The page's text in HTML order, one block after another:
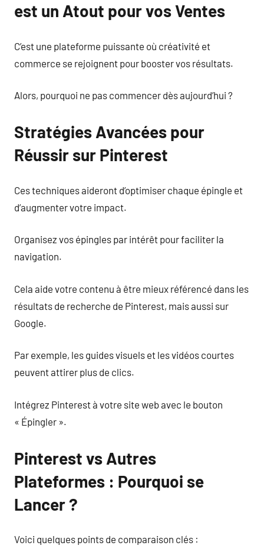
est un Atout pour vos Ventes
C’est une plateforme puissante où créativité et
commerce se rejoignent pour booster vos résultats.
Alors, pourquoi ne pas commencer dès aujourd’hui ?
Stratégies Avancées pour
Réussir sur Pinterest
Ces techniques aideront d’optimiser chaque épingle et
d’augmenter votre impact.
Organisez vos épingles par intérêt pour faciliter la
navigation.
Cela aide votre contenu à être mieux référencé dans les
résultats de recherche de Pinterest, mais aussi sur
Google.
Par exemple, les guides visuels et les vidéos courtes
peuvent attirer plus de clics.
Intégrez Pinterest à votre site web avec le bouton
« Épingler ».
Pinterest vs Autres
Plateformes : Pourquoi se
Lancer ?
Voici quelques points de comparaison clés :